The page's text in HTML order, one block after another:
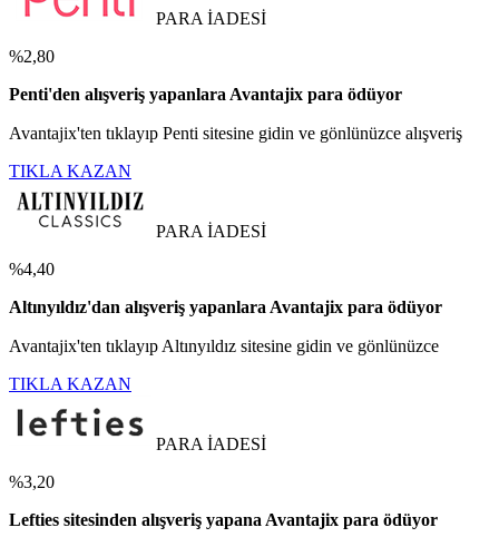
PARA İADESİ
%2,80
Penti'den alışveriş yapanlara Avantajix para ödüyor
Avantajix'ten tıklayıp Penti sitesine gidin ve gönlünüzce alışveriş
TIKLA KAZAN
PARA İADESİ
%4,40
Altınyıldız'dan alışveriş yapanlara Avantajix para ödüyor
Avantajix'ten tıklayıp Altınyıldız sitesine gidin ve gönlünüzce
TIKLA KAZAN
PARA İADESİ
%3,20
Lefties sitesinden alışveriş yapana Avantajix para ödüyor